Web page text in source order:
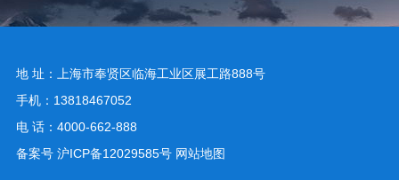
地 址：上海市奉贤区临海工业区展工路888号
手机：13818467052
电 话：4000-662-888
备案号 沪ICP备12029585号 网站地图